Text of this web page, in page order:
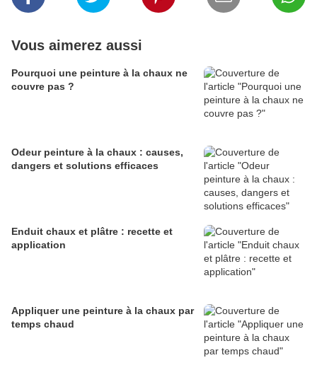
Vous aimerez aussi
Pourquoi une peinture à la chaux ne
couvre pas ?
Odeur peinture à la chaux : causes,
dangers et solutions efficaces
Enduit chaux et plâtre : recette et
application
Appliquer une peinture à la chaux par
temps chaud